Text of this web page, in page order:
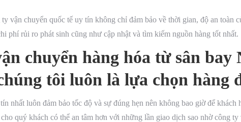
vận chuyển quốc tế uy tín không chỉ đảm bảo về thời gian, độ an toàn
phí rủi ro phát sinh cũng như cập nhật và tìm kiếm nguồn hàng tốt nhất.
chuyển hàng hóa từ sân bay
tôi luôn là lựa chọn hàng
nhất luôn đảm bảo tốc độ và sự đúng hẹn nên không bao giờ để khách
quý khách có thể an tâm hơn với những lần giao dịch sao nhờ công ty